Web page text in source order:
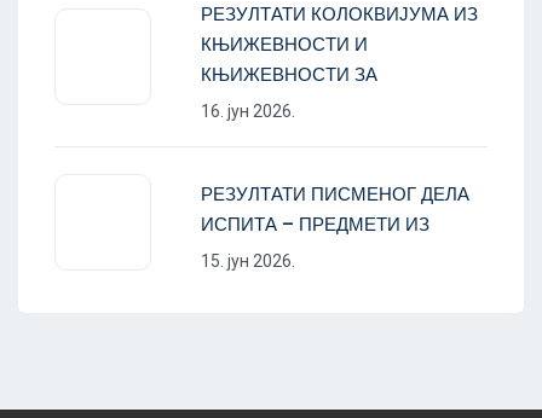
РЕЗУЛТАТИ КОЛОКВИЈУМА ИЗ
КЊИЖЕВНОСТИ И
КЊИЖЕВНОСТИ ЗА
16. јун 2026.
РЕЗУЛТАТИ ПИСМЕНОГ ДЕЛА
ИСПИТА – ПРЕДМЕТИ ИЗ
15. јун 2026.